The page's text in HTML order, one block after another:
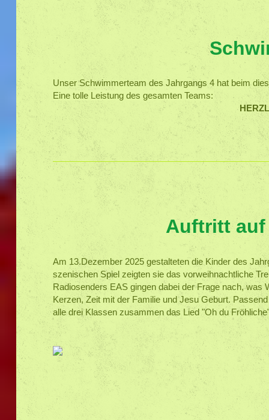
Unser Schwimmerteam des Jahrgangs 4 hat beim
Eine tolle Leistung des gesamten Teams:
Auftritt
Am 13.Dezember 2025 gestalteten die Kinder des
szenischen Spiel zeigten sie das vorweihnachtliche
Radiosenders EAS gingen dabei der Frage nach,
Kerzen, Zeit mit der Familie und Jesu Geburt.
alle drei Klassen zusammen das Lied "Oh du